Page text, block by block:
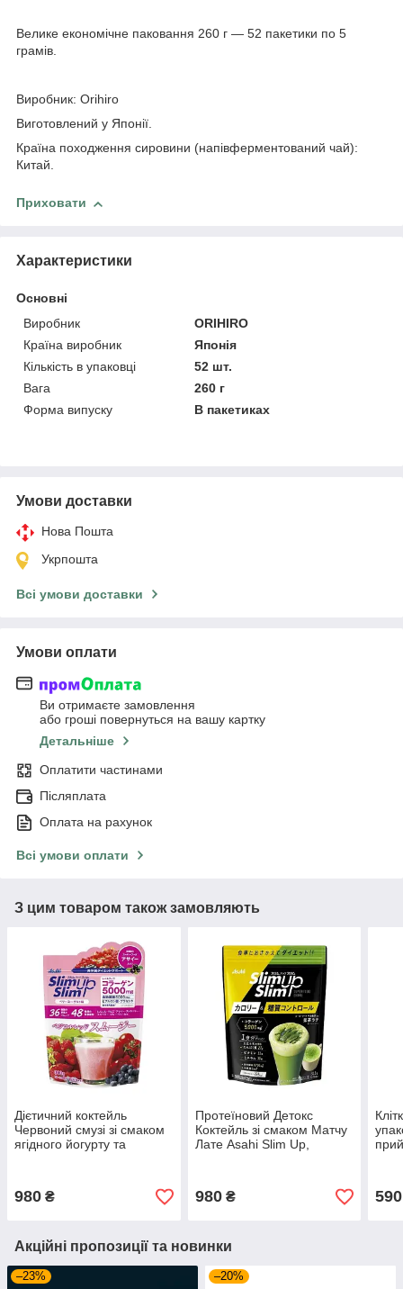
Велике економічне паковання 260 г — 52 пакетики по 5
грамів.
Виробник: Orihiro
Виготовлений у Японії.
Країна походження сировини (напівферментований чай):
Китай.
Приховати
Характеристики
Основні
Виробник
ORIHIRO
Країна виробник
Японія
Кількість в упаковці
52 шт.
Вага
260 г
Форма випуску
В пакетиках
Умови доставки
Нова Пошта
Укрпошта
Всі умови доставки
Умови оплати
Ви отримаєте замовлення
або гроші повернуться на вашу картку
Детальніше
Оплатити частинами
Післяплата
Оплата на рахунок
Всі умови оплати
З цим товаром також замовляють
Дієтичний коктейль
Червоний смузі зі смаком
ягідного йогурту та
980 ₴
Протеїновий Детокс
Коктейль зі смаком Матчу
Лате Asahi Slim Up,
980₴ 590
Акційні пропозиції та новинки
–23% –20%